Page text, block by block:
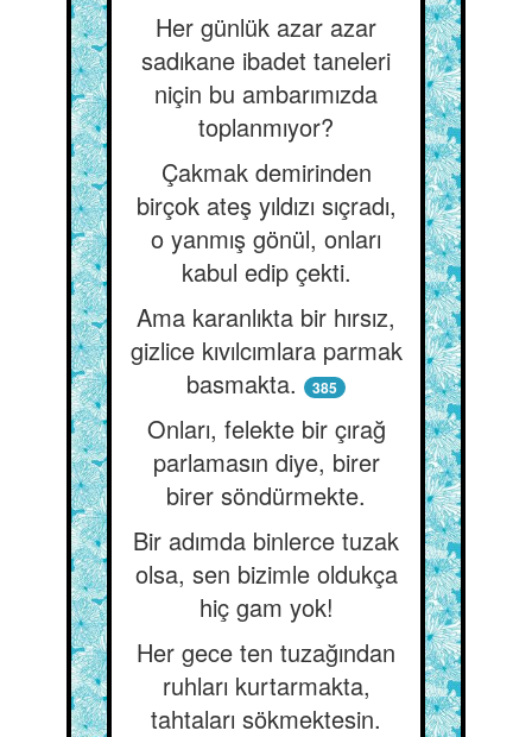
Her günlük azar azar
sadıkane ibadet taneleri
niçin bu ambarımızda
toplanmıyor?
Çakmak demirinden
birçok ateş yıldızı sıçradı,
o yanmış gönül, onları
kabul edip çekti.
Ama karanlıkta bir hırsız,
gizlice kıvılcımlara parmak
basmakta.
385
Onları, felekte bir çırağ
parlamasın diye, birer
birer söndürmekte.
Bir adımda binlerce tuzak
olsa, sen bizimle oldukça
hiç gam yok!
Her gece ten tuzağından
ruhları kurtarmakta,
tahtaları sökmektesin.